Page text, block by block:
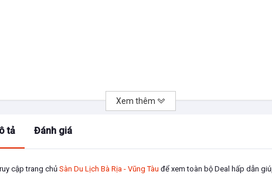
Xem thêm
tả Đánh giá
cập trang chủ Sàn Du Lịch Bà Rịa - Vũng Tàu để xem toàn bộ Deal hấp dẫn